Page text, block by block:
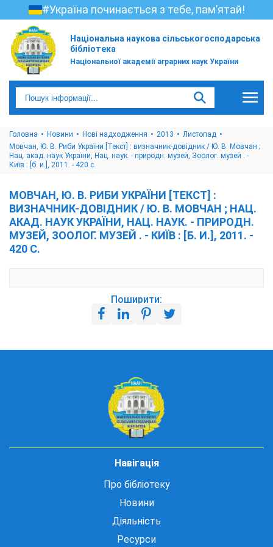
#Україна починається з тебе, пам’ятай!
Національна наукова сільськогосподарська
бібліотека
Національної академії аграрних наук України
Головна Новини Нові надходження 2013
Листопад
Мовчан, Ю. В. Риби України [Текст] : визначник-довідник / Ю. В. Мовчан ;
Нац. акад. наук України, Нац. наук. - природн. музей, Зоолог. музей . -
Київ : [б. и.], 2011. - 420 с.
МОВЧАН, Ю. В. РИБИ УКРАЇНИ [ТЕКСТ] :
ВИЗНАЧНИК-ДОВІДНИК / Ю. В. МОВЧАН ; НАЦ.
АКАД. НАУК УКРАЇНИ, НАЦ. НАУК. - ПРИРОДН.
МУЗЕЙ, ЗООЛОГ. МУЗЕЙ . - КИЇВ : [Б. И.], 2011. -
420 С.
Поширити:
Навігація
Про бібліотеку
Новини
Діяльність
Ресурси